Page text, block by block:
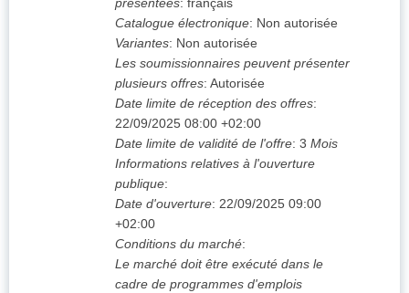
présentées: français
Catalogue électronique: Non autorisée
Variantes: Non autorisée
Les soumissionnaires peuvent présenter
plusieurs offres: Autorisée
Date limite de réception des offres:
22/09/2025 08:00 +02:00
Date limite de validité de l'offre: 3 Mois
Informations relatives à l'ouverture
publique:
Date d'ouverture: 22/09/2025 09:00
+02:00
Conditions du marché:
Le marché doit être exécuté dans le
cadre de programmes d'emplois